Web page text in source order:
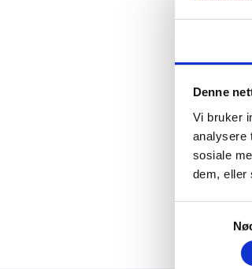
Denne
Vi bruker
analysere
sosiale
dem, eller